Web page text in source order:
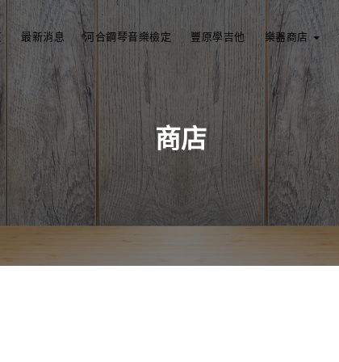
最新消息 河合鋼琴音樂檢定 豐原學吉他 樂器商店
商店